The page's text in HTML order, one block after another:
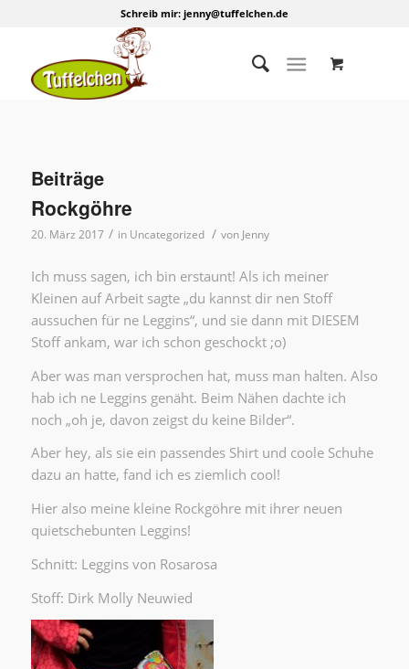
Schreib mir: jenny@tuffelchen.de
Beiträge
Rockgöhre
20. März 2017 / in Uncategorized / von Jenny
Ich muss sagen, ich bin erstaunt! Als ich meiner
Kleinen auf Arbeit sagte „du kannst dir nen Stoff
aussuchen für ne Leggins“, und sie dann mit DIESEM
Stoff ankam, war ich schon geschockt ;o)
Aber was man versprochen hat, muss man halten. Also
hab ich ne Leggins genäht. Beim Nähen dachte ich
noch „oh je, davon zeigst du keine Bilder“.
Aber hey, als sie ein passendes Shirt und coole Schuhe
dazu an hatte, fand ich es ziemlich cool!
Hier also meine kleine Rockgöhre mit ihrer neuen
quietschebunten Leggins!
Schnitt: Leggins von Rosarosa
Stoff: Dirk Molly Neuwied